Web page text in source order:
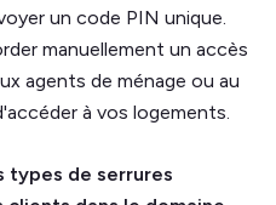
un code PIN unique.
manuellement un accès
agents de ménage ou au
à vos logements.
de serrures